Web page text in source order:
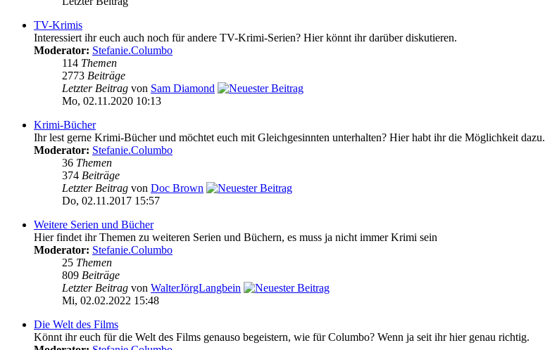
TV-Krimis
Interessiert ihr euch auch noch für andere TV-Krimi-Serien? Hier könnt ihr darüber diskutieren.
Moderator: Stefanie.Columbo
114 Themen
2773 Beiträge
Letzter Beitrag von Sam Diamond
Mo, 02.11.2020 10:13
Krimi-Bücher
Ihr lest gerne Krimi-Bücher und möchtet euch mit Gleichgesinnten unterhalten? Hier habt ihr die Möglichkeit dazu.
Moderator: Stefanie.Columbo
36 Themen
374 Beiträge
Letzter Beitrag von Doc Brown
Do, 02.11.2017 15:57
Weitere Serien und Bücher
Hier findet ihr Themen zu weiteren Serien und Büchern, es muss ja nicht immer Krimi sein
Moderator: Stefanie.Columbo
25 Themen
809 Beiträge
Letzter Beitrag von WalterJörgLangbein
Mi, 02.02.2022 15:48
Die Welt des Films
Könnt ihr euch für die Welt des Films genauso begeistern, wie für Columbo? Wenn ja seit ihr hier genau richtig.